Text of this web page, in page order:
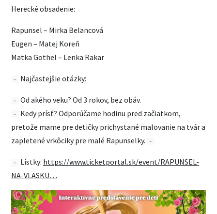
Herecké obsadenie:
Rapunsel – Mirka Belancová
Eugen – Matej Koreň
Matka Gothel – Lenka Rakar
Najčastejšie otázky:
Od akého veku? Od 3 rokov, bez obáv.
Kedy prísť? Odporúčame hodinu pred začiatkom,
pretože mame pre detičky prichystané malovanie na tvár a
zapletené vrkôciky pre malé Rapunselky.
Lístky: https://www.ticketportal.sk/event/RAPUNSEL-
NA-VLASKU…